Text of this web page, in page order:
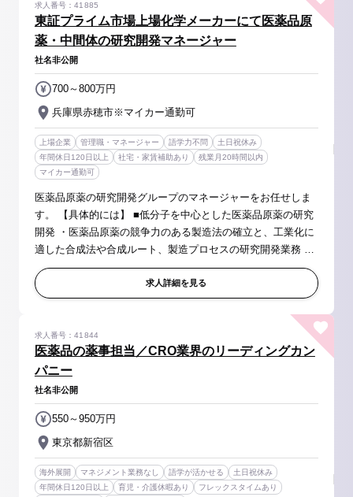
東証プライム市場上場化学メーカーにて医薬品原
薬・中間体の研究開発マネージャー
求人番号：41885
社名非公開
兵庫県赤穂市※マイカー通勤可
700～800万円
上場企業 管理職・マネージャー 語学力不問
土日祝休み
年間休日120日以上
社宅・家賃補助あり
残業月20時間以内
マイカー通勤可
医薬品原薬の研究開発グループのマネージャーをお任せしま
す。 【具体的には】 ■低分子を中心とした医薬品原薬の研究
開発 ・医薬品原薬の競争力のある製造法の確立と、工業化に
適した合成法や合成ルート、製造プロセスの研究開発業務 ・
原料、中間体、製品のHPLC、GC等の分析機器を使った分析
求人詳細を見る
医薬品の薬事担当／CRO業界のリーディングカン
パニー
求人番号：41844
社名非公開
東京都新宿区
550～950万円
海外展開 マネジメント業務なし 語学が活かせる
土日祝休み
年間休日120日以上
育児・介護休暇あり
フレックスタイムあり